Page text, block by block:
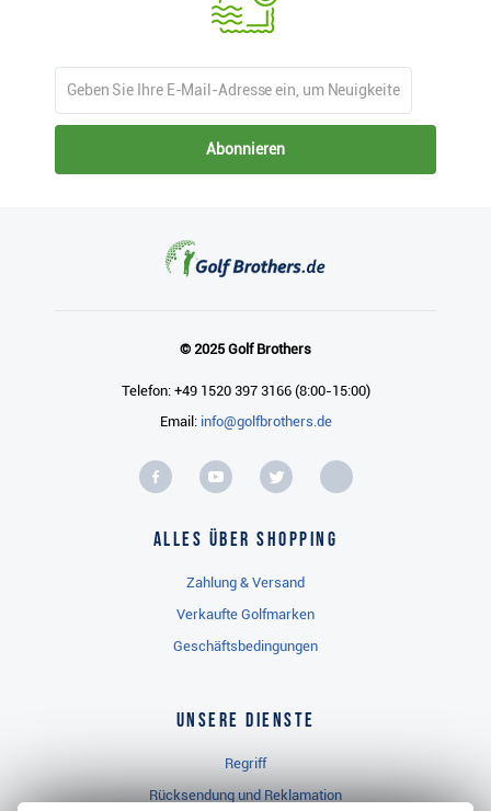
Abonnieren
© 2025 Golf Brothers
Telefon: +49 1520 397 3166 (8:00-15:00)
Email: info@golfbrothers.de
Alles über Shopping
Zahlung & Versand
Verkaufte Golfmarken
Geschäftsbedingungen
Unsere Dienste
Regriff
Rücksendung und Reklamation